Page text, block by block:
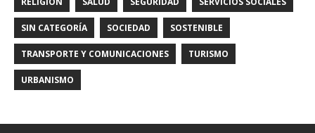
SIN CATEGORÍA SOCIEDAD SOSTENIBLE
TRANSPORTE Y COMUNICACIONES TURISMO
URBANISMO